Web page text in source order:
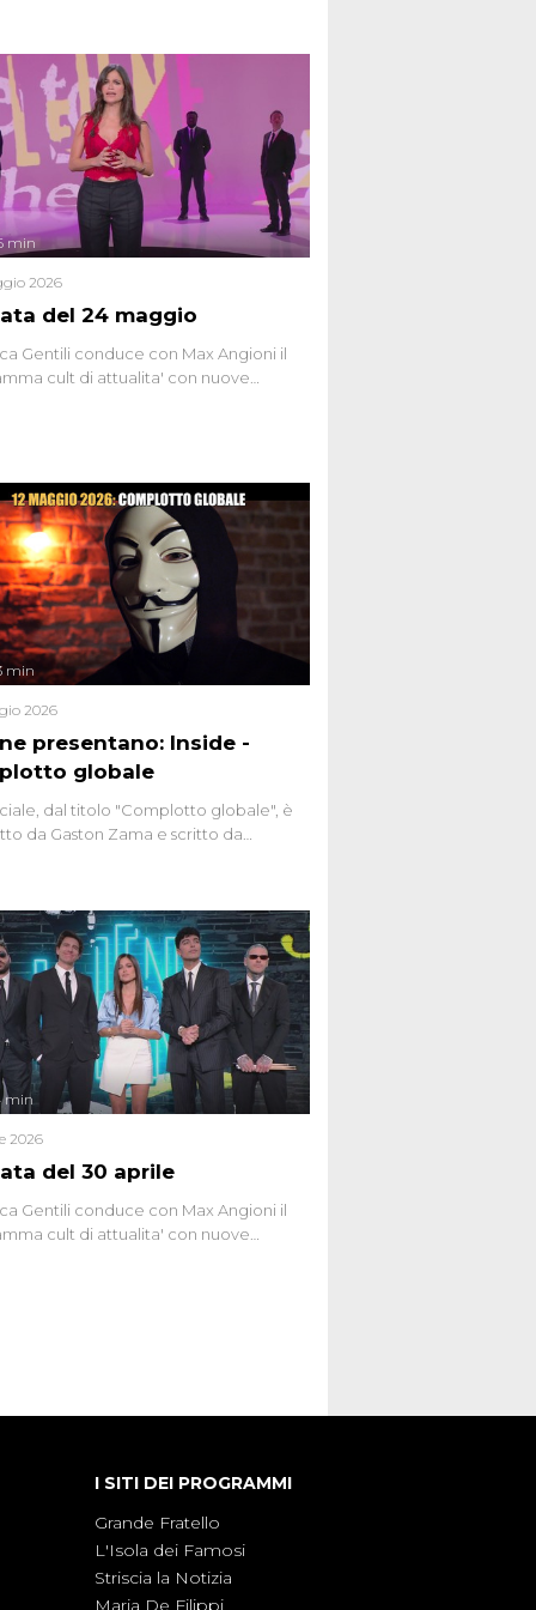
del 24 maggio
min
2026
Gentili conduce con Max Angioni il
cult di attualita' con nuove
presentano: Inside -
globale
min
2026
dal titolo "Complotto globale", è
da Gaston Zama e scritto da
racconta l'universo delle narrazioni
dei sospetti globali e del
che negli ultimi anni hanno
network, talk show, piazze digitali
collettivo.
del 30 aprile
min
2026
Gentili conduce con Max Angioni il
cult di attualita' con nuove
I SITI DEI PROGRAMMI
Grande Fratello
L'Isola dei Famosi
Striscia la Notizia
Maria De Filippi